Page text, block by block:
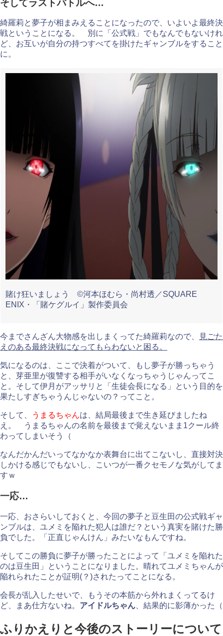
そしてラストバトルへ…
綺羅莉と夢子が相まみえることになったので、いよいよ最終決
戦ということになる。 別に「公式戦」でもなんでもないけれ
ど、お互いが自分の持つすべてを掛けたギャンブルをすること
に。
賭け狂いましょう ©河本ほむら・尚村透／SQUARE
ENIX・「賭ケグルイ」製作委員会
今までさんざん大物感を出しまくってた綺羅莉なので、
見ごた
えのある最終決戦になってもらわないと困る。
気になるのは、ここで決着がついて、もし夢子が勝っちゃう
と、芽亜里が復讐する相手がいなくなっちゃうじゃんってこ
と。そして伊月がアッサリと「生徒会長になる」という目的を
果たしすぎちゃうんじゃないの？ってこと。
そして、 うまるちゃんは、結局最後まで生き延びましたね
え。 うまるちゃんの名前を最後まで覚えないまま1クール終
わってしまいそう（
なんだかんだいってなかなか表舞台に出てこないし、直接対決
しかける感じでもないし、こいつが一番クセモノな気がしてま
すｗ
一応…
一応、おさらいしておくと、今回の夢子と豆生田の公式戦ギャ
ンブルは、ユメミを陥れた犯人は誰だ？という真実を賭けた勝
負でした。「正直じゃんけん」みたいなもんですね。
そしてこの勝負に夢子が勝ったことによって「ユメミを陥れた
のは豆生田」ということになりました。晴れてユメミちゃんが
陥れられたことが証明(？)されたってことになる。
会長が乱入したせいで、もうその本筋から外れまくってるけ
ど、まあ仕方ないね。 アイドルちゃん 、結果的に影薄かった（
ふりかえりと今後のストーリーについて